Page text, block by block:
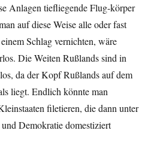
Anlagen tiefliegende Flug-körper
auf diese Weise alle oder fast
Schlag vernichten, wäre
Die Weiten Rußlands sind in
da der Kopf Rußlands auf dem
liegt. Endlich könnte man
filetieren, die dann unter
Demokratie domestiziert